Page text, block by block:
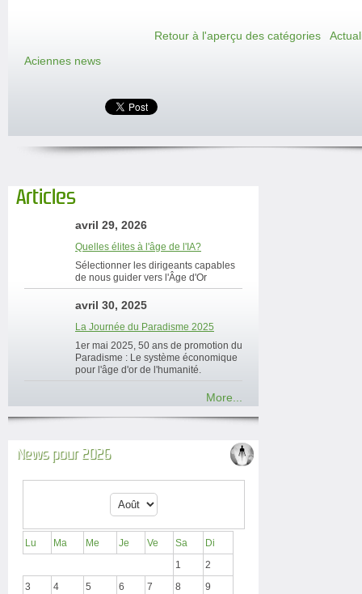
Retour à l'aperçu des catégories
Aciennes news
Articles
avril 29, 2026
Quelles élites à l'âge de l'IA?
Sélectionner les dirigeants capables
de nous guider vers l'Âge d'Or
avril 30, 2025
La Journée du Paradisme 2025
1er mai 2025, 50 ans de promotion du
Paradisme : Le système économique
pour l'âge d'or de l'humanité.
More...
News pour 2026
Lu Ma Me Je Ve Sa
Di
1
2
3
4 5 6 7 8
9